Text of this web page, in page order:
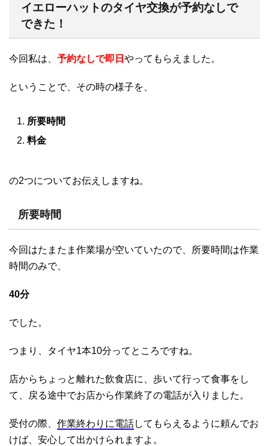
イエローハットのタイヤ交換が予約なしで
できた！
今回私は、 予約なしで即日 やってもらえました。
ということで、その時の様子を、
所要時間
料金
の2つについてお伝えしますね。
所要時間
今回はたまたま作業場が空いていたので、所要時間は作業
時間のみで、
40分
でした。
つまり、タイヤ1本10分ってところですね。
店からちょっと離れた飲食店に、歩いて行って食事をし
て、戻る途中でお店から作業終了の電話が入りました。
受付の際、 作業終わりに電話してもらえるように頼んでお
けば、安心して出かけられますよ。